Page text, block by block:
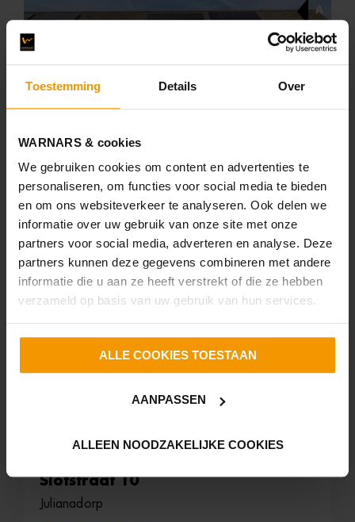
Toestemming Details Over
WARNARS & cookies
We gebruiken cookies om content en advertenties te
personaliseren, om functies voor social media te bieden
en om ons websiteverkeer te analyseren. Ook delen we
informatie over uw gebruik van onze site met onze
partners voor social media, adverteren en analyse. Deze
partners kunnen deze gegevens combineren met andere
informatie die u aan ze heeft verstrekt of die ze hebben
verzameld op basis van uw gebruik van hun services.
ALLE COOKIES TOESTAAN
AANPASSEN
ALLEEN NOODZAKELIJKE COOKIES
A
TE KOOP
Kruiszwin 5303
€ 305.000,- k.k.
106 m² 114 m² 4 slaapkamers
TE KOOP
Slotstraat 10
Julianadorp